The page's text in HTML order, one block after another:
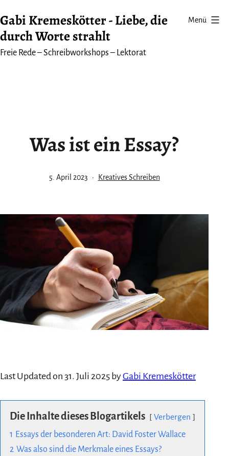
Inhalt
springen
Gabi Kremeskötter - Liebe, die
durch Worte strahlt
Freie Rede – Schreibworkshops – Lektorat
Menü
Was ist ein Essay?
Veröffentlicht
5. April 2023
Kategorisiert
Kreatives Schreiben
Last Updated on 31. Juli 2025 byGabi Kremeskötter
Die Inhalte dieses Blogartikels
Verbergen
1 Essays der besonderen Art: David Foster Wallace
2 Was also sind die Merkmale eines Essays?